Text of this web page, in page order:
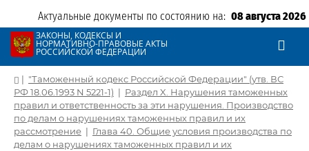
Актуальные документы по состоянию на: 08 августа 2026
ЗАКОНЫ, КОДЕКСЫ И
НОРМАТИВНО-ПРАВОВЫЕ АКТЫ
РОССИЙСКОЙ ФЕДЕРАЦИИ
| "Таможенный кодекс Российской Федерации" (утв. ВС
РФ 18.06.1993 N 5221-1) | Раздел X. Нарушения таможенных
правил и ответственность за эти нарушения. Производство
по делам о нарушениях таможенных правил и их
рассмотрение | Глава 40. Общие условия производства по
делам о нарушениях таможенных правил и их